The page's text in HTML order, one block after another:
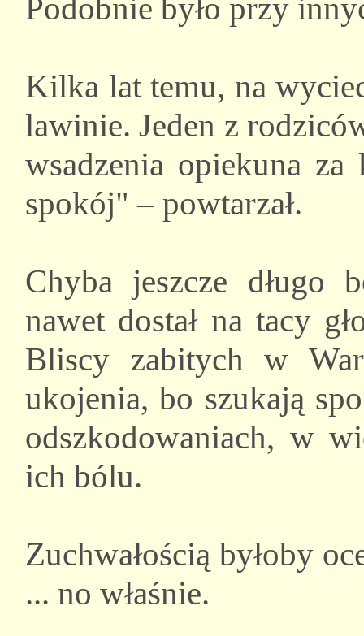
Podobnie było przy
Kilka lat temu, na
lawinie. Jeden z
wsadzenia opiekuna
spokój" – powtarzał.
Chyba jeszcze długo
nawet dostał na tacy
Bliscy zabitych w
ukojenia, bo szukają
odszkodowaniach, w
ich bólu.
Zuchwałością byłoby
... no właśnie.